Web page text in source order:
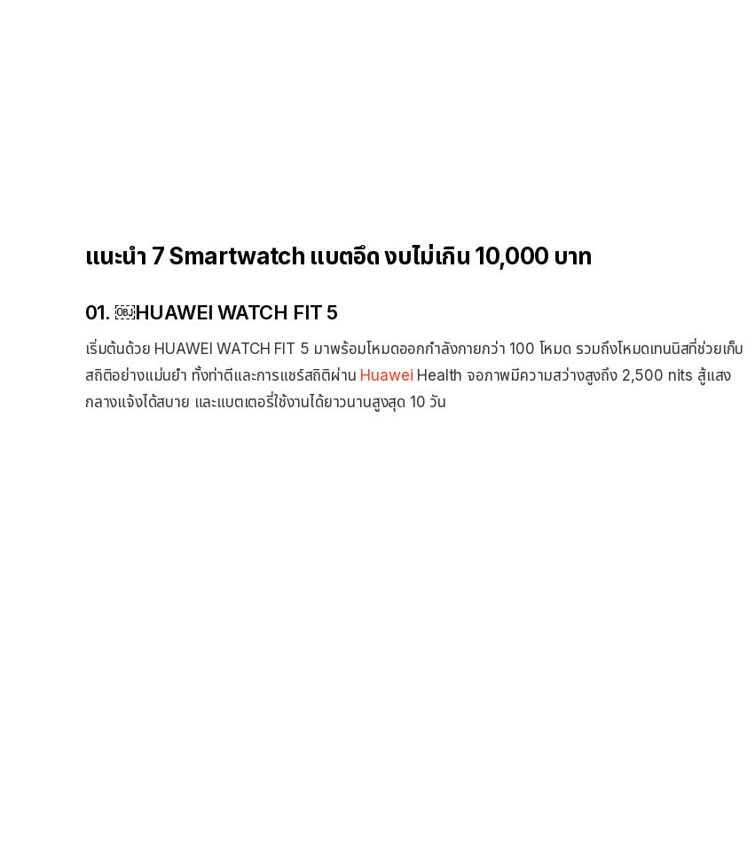
แนะนำ 7 Smartwatch แบตอึด งบไม่เกิน 10,000 บาท
01. ￼HUAWEI WATCH FIT 5
เริ่มต้นด้วย HUAWEI WATCH FIT 5 มาพร้อมโหมดออกกำลังกายกว่า 100 โหมด รวมถึงโหมดเทนนิสที่ช่วยเก็บ
สถิติอย่างแม่นยำ ทั้งท่าตีและการแชร์สถิติผ่าน Huawei Health จอภาพมีความสว่างสูงถึง 2,500 nits สู้แสง
กลางแจ้งได้สบาย และแบตเตอรี่ใช้งานได้ยาวนานสูงสุด 10 วัน